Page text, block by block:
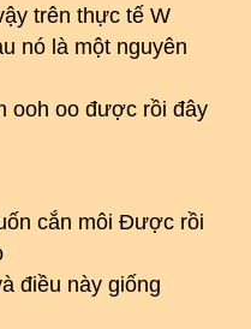
trên thực tế W
nó là một nguyên
ooh oo được rồi đây
cắn môi Được rồi
điều này giống